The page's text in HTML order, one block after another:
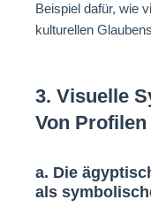
Beispiel dafür, wie
kulturellen
3. Visuelle
Von
a. Die
als